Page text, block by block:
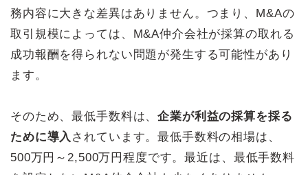
務内容に大きな差異はありません。つまり、M&Aの
取引規模によっては、M&A仲介会社が採算の取れる
成功報酬を得られない問題が発生する可能性があり
ます。
そのため、最低手数料は、企業が利益の採算を採る
ために導入 されています。最低手数料の相場は、
500万円～2,500万円程度です。最近は、最低手数料